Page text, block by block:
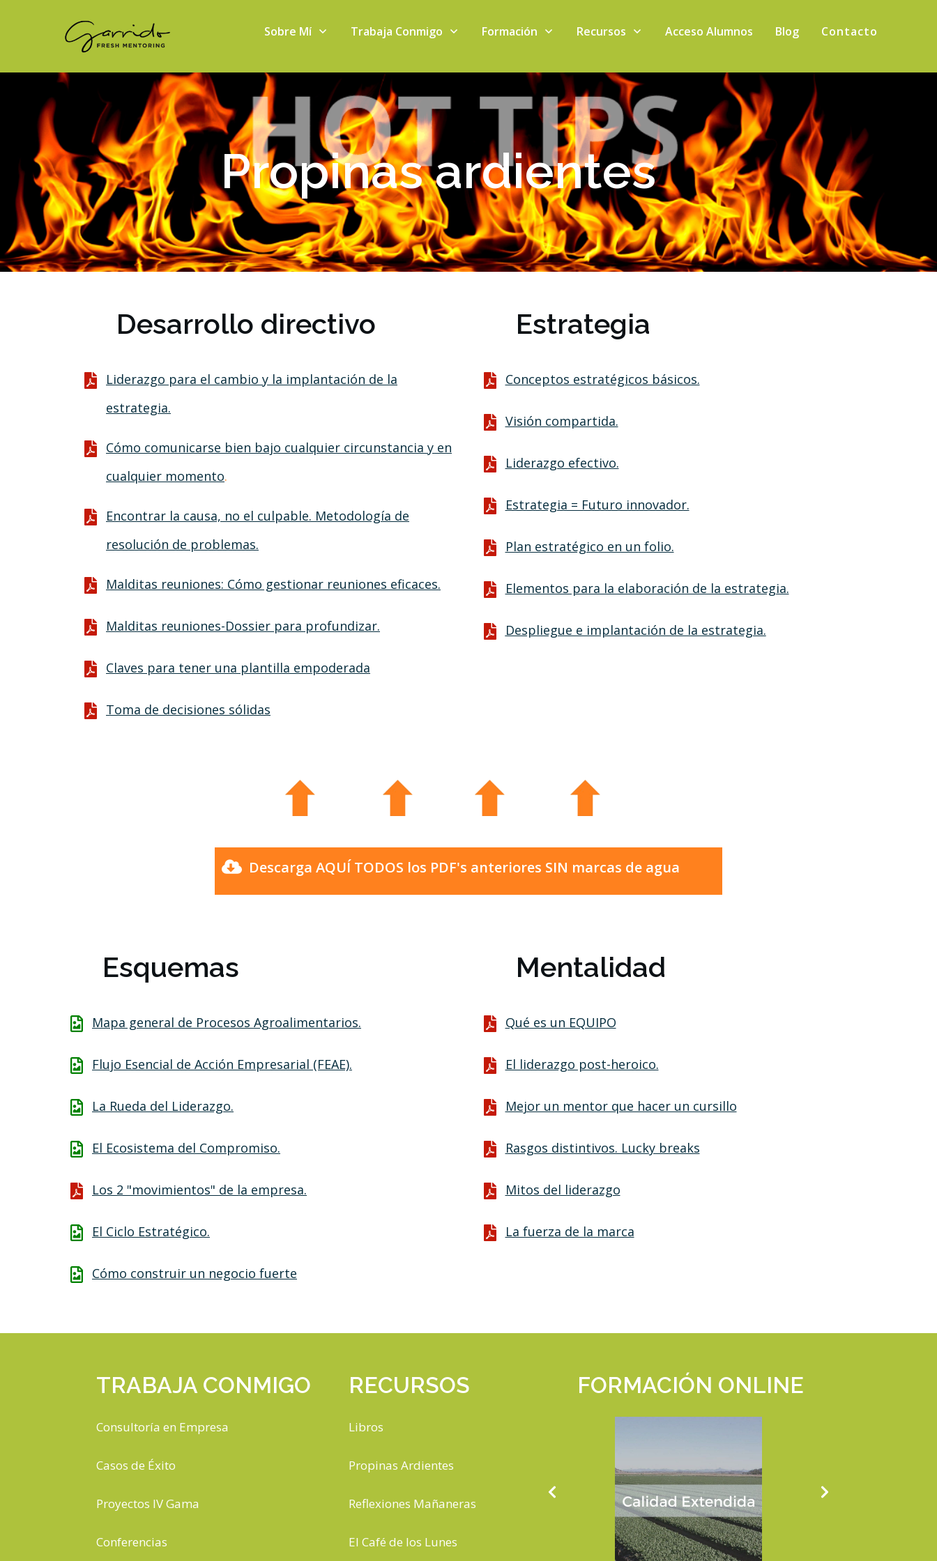
Sobre Mí Trabaja Conmigo Formación Recursos Acceso Alumnos Blog Contacto
Propinas ardientes
Desarrollo directivo
Liderazgo para el cambio y la implantación de la
estrategia.
Cómo comunicarse bien bajo cualquier circunstancia y en
cualquier momento.
Encontrar la causa, no el culpable. Metodología de
resolución de problemas.
Malditas reuniones: Cómo gestionar reuniones eficaces.
Malditas reuniones-Dossier para profundizar.
Claves para tener una plantilla empoderada
Toma de decisiones sólidas
Estrategia
Conceptos estratégicos básicos.
Visión compartida.
Liderazgo efectivo.
Estrategia = Futuro innovador.
Plan estratégico en un folio.
Elementos para la elaboración de la estrategia.
Despliegue e implantación de la estrategia.
Descarga AQUÍ TODOS los PDF's anteriores SIN marcas de agua
Esquemas
Mapa general de Procesos Agroalimentarios.
Flujo Esencial de Acción Empresarial (FEAE).
La Rueda del Liderazgo.
El Ecosistema del Compromiso.
Los 2 "movimientos" de la empresa.
El Ciclo Estratégico.
Cómo construir un negocio fuerte
Mentalidad
Qué es un EQUIPO
El liderazgo post-heroico.
Mejor un mentor que hacer un cursillo
Rasgos distintivos. Lucky breaks
Mitos del liderazgo
La fuerza de la marca
TRABAJA CONMIGO
Consultoría en Empresa
Casos de Éxito
Proyectos IV Gama
Conferencias
RECURSOS
Libros
Propinas Ardientes
Reflexiones Mañaneras
El Café de los Lunes
FORMACIÓN ONLINE